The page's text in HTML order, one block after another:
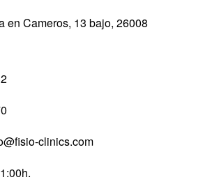
en Cameros, 13 bajo, 26008
clinics.com